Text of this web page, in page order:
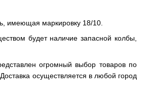
имеющая маркировку 18/10.
будет наличие запасной колбы,
огромный выбор товаров по
осуществляется в любой город